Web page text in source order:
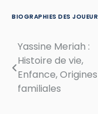
BIOGRAPHIES DES
Post
navigation
Yassine Meriah :
Histoire de vie,
Enfance, Origines
familiales